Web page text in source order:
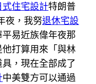
式住宅設計特朗普
夜，我努退休宅設
易近族偉年夜那
他打算用來「與林
，現在全部成了
中美雙方可以通過